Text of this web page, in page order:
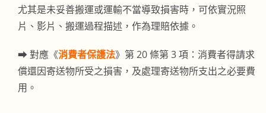
尤其是未妥善搬運或運輸不當導致損害時，可依實況照
片、影片、搬運過程描述，作為理賠依據。
➡︎ 對應《消費者保護法》第 20 條第 3 項：消費者得請求
償還因寄送物所受之損害，及處理寄送物所支出之必要費
用。